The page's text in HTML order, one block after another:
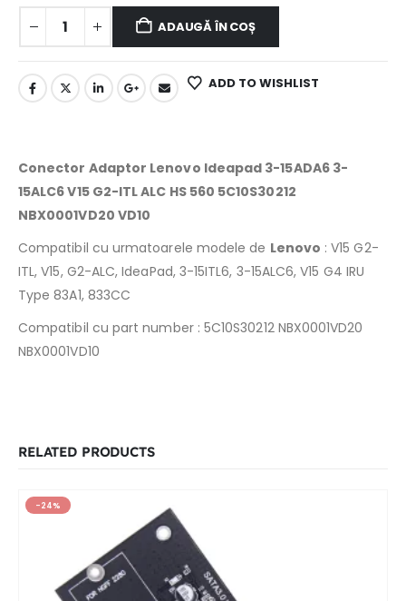
ADAUGĂ ÎN COȘ
ADD TO WISHLIST
Conector Adaptor Lenovo Ideapad 3-15ADA6 3-
15ALC6 V15 G2-ITL ALC HS 560 5C10S30212
NBX0001VD20 VD10
Compatibil cu urmatoarele modele de Lenovo :V15 G2-
ITL, V15, G2-ALC, IdeaPad, 3-15ITL6, 3-15ALC6, V15 G4 IRU
Type 83A1, 833CC
Compatibil cu part number : 5C10S30212 NBX0001VD20
NBX0001VD10
RELATED PRODUCTS
-24%